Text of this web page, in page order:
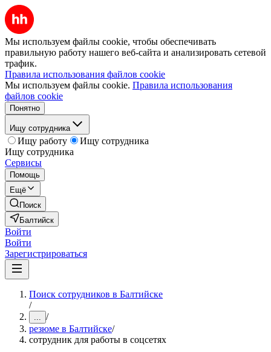
Мы используем файлы cookie, чтобы обеспечивать
правильную работу нашего веб-сайта и анализировать сетевой
трафик.
Правила использования файлов cookie
Мы используем файлы cookie. Правила использования
файлов cookie
Понятно
Ищу сотрудника
Ищу работу
Ищу сотрудника
Ищу сотрудника
Сервисы
Помощь
Ещё
Поиск
Балтийск
Войти
Войти
Зарегистрироваться
Поиск сотрудников в Балтийске
/
... /
резюме в Балтийске/
сотрудник для работы в соцсетях